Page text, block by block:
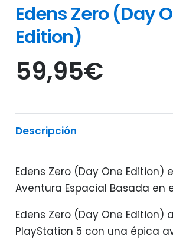
Edens Zero (Day
Edition)
59,95€
Descripción
Edens Zero (Day One Edition)
Aventura Espacial Basada en
Edens Zero (Day One Edition)
PlayStation 5 con una épica